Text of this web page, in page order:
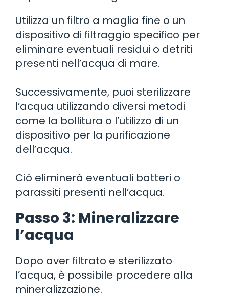
Utilizza un filtro a maglia fine o un
dispositivo di filtraggio specifico per
eliminare eventuali residui o detriti
presenti nell’acqua di mare.
Successivamente, puoi sterilizzare
l’acqua utilizzando diversi metodi
come la bollitura o l’utilizzo di un
dispositivo per la purificazione
dell’acqua.
Ciò eliminerà eventuali batteri o
parassiti presenti nell’acqua.
Passo 3: Mineralizzare
l’acqua
Dopo aver filtrato e sterilizzato
l’acqua, è possibile procedere alla
mineralizzazione.